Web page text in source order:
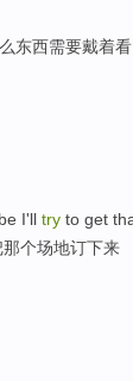
东西需要戴着
I'll try to get
个场地订下来